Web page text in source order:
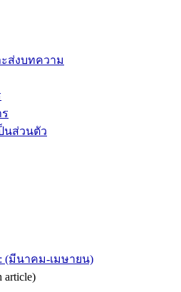
ส่งบทความ
นส่วนตัว
(มีนาคม-เมษายน)
article)